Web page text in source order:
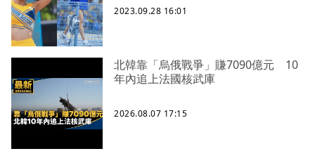
2023.09.28 16:01
北韓靠「烏俄戰爭」賺7090億元 10
年內追上法國核武庫
2026.08.07 17:15